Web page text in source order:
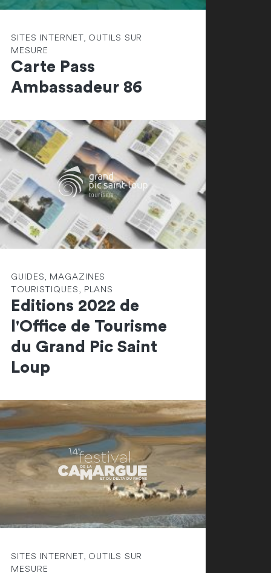
SITES INTERNET, OUTILS SUR
MESURE
Carte Pass
Ambassadeur 86
GUIDES, MAGAZINES
TOURISTIQUES, PLANS
Editions 2022 de
l'Office de Tourisme
du Grand Pic Saint
Loup
SITES INTERNET, OUTILS SUR
MESURE